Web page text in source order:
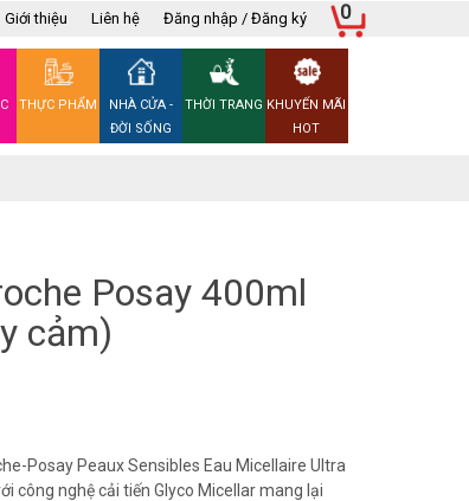
Giới thiệu Liên hệ Đăng nhập / Đăng ký
THỰC PHẨM
NHÀ CỬA -
ĐỜI SỐNG
THỜI TRANG KHUYẾN MÃI
HOT
0
Posay 400ml
cảm)
Posay Peaux Sensibles Eau Micellaire Ultra
công nghệ cải tiến Glyco Micellar mang lại